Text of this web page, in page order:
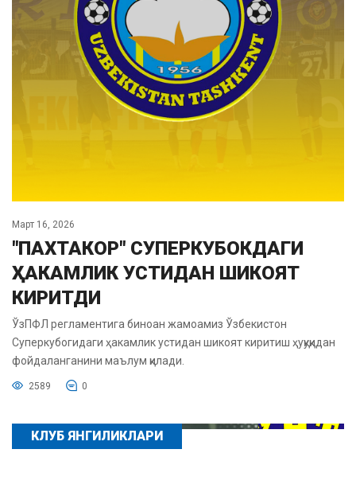
Март 16, 2026
"ПАХТАКОР" СУПЕРКУБОКДАГИ
ҲАКАМЛИК УСТИДАН ШИКОЯТ
КИРИТДИ
ЎзПФЛ регламентига биноан жамоамиз Ўзбекистон
Суперкубогидаги ҳакамлик устидан шикоят киритиш ҳуқуқидан
фойдаланганини маълум қилади.
2589 0
КЛУБ ЯНГИЛИКЛАРИ